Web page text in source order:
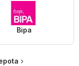
Bipa